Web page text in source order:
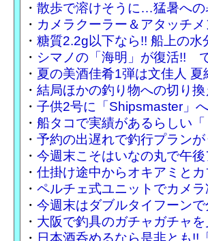
・ 散歩で溶けそうに…猛暑へ
・ カメラクーラー＆アタッチ
・ 糖質2.2g以下なら!! 船上の
・ シマノの「海明」が復活!!
・ 夏の美酒佳肴1弾は文佳人
・ 結局ほかの釣り物への切り
・ 子供2号に「Shipsmaster」
・ 船タコで実績があるらしい
・ 予約の出遅れで釣行プラン
・ 今週末こそはいなの丸で午
・ 仕掛け途中からオキアミと
・ ペルチェ式ユニットでカメ
・ 今週末はダブルタイフーン
・ 大阪で釣具のガチャガチャ
・ 日本酒呑めるなら是非とも!!